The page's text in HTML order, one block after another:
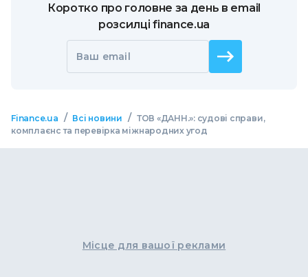
Коротко про головне за день в email
розсилці finance.ua
Ваш email
Finance.ua / Всі новини / ТОВ «ДАНН.»: судові справи,
комплаєнс та перевірка міжнародних угод
Місце для вашої реклами